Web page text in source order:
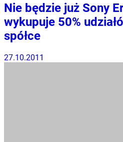
Nie będzie już Sony
wykupuje 50%
spółce
27.10.2011